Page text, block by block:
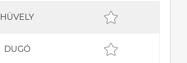
HÜVELY
DUGÓ